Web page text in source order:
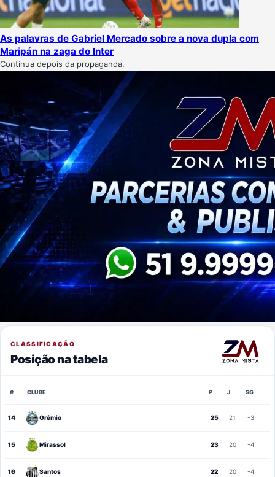
As palavras de Gabriel Mercado sobre a nova dupla com
Maripán na zaga do Inter
Continua depois da propaganda.
CLASSIFICAÇÃO
Posição na tabela
# CLUBE P J SG
14 Grêmio 25 21 -3
15 Mirassol 23 20 -4
16 Santos 22 20 -4